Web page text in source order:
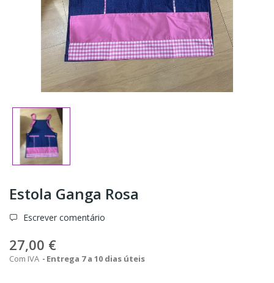
Estola Ganga Rosa
Escrever comentário
27,00 €
Com IVA Entrega 7 a 10 dias úteis